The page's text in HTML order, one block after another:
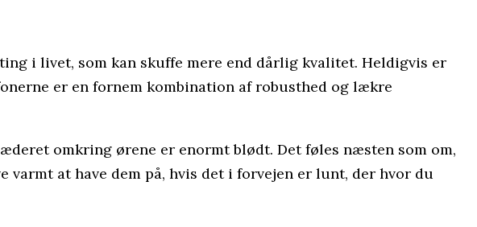
i livet, som kan skuffe mere end dårlig kvalitet. Heldigvis er
er en fornem kombination af robusthed og lækre
omkring ørene er enormt blødt. Det føles næsten som om,
at have dem på, hvis det i forvejen er lunt, der hvor du